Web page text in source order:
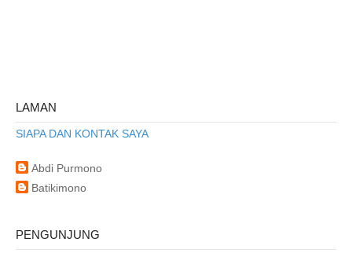
LAMAN
SIAPA DAN KONTAK SAYA
Abdi Purmono
Batikimono
PENGUNJUNG